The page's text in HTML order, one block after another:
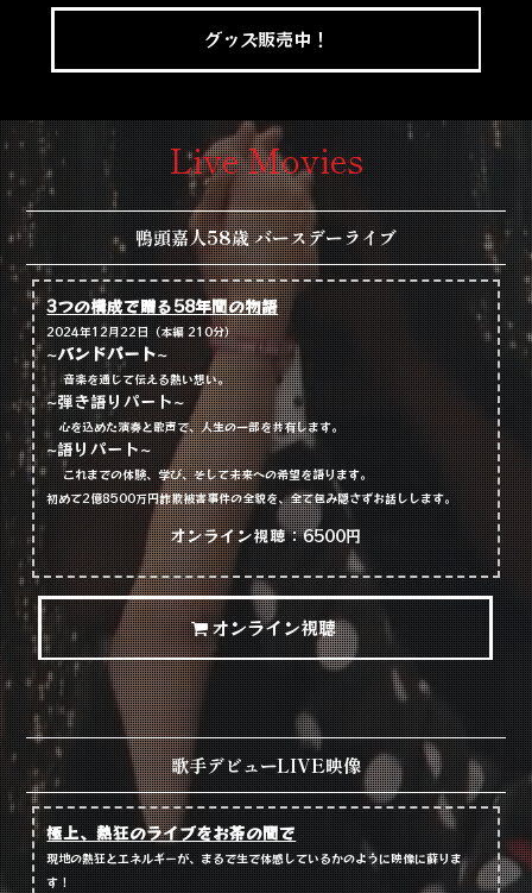
グッズ販売中！
Live Movies
鴨頭嘉人58歳 バースデーライブ
3つの構成で贈る58年間の物語
2024年12月22日（本編 210分）
~バンドパート~
音楽を通じて伝える熱い想い。
~弾き語りパート~
心を込めた演奏と歌声で、人生の一部を共有します。
~語りパート~
これまでの体験、学び、そして未来への希望を語ります。
初めて2億8500万円詐欺被害事件の全貌を、全て包み隠さずお話しします。
オンライン視聴：6500円
オンライン視聴
歌手デビューLIVE映像
極上、熱狂のライブをお茶の間で
現地の熱狂とエネルギーが、まるで生で体感しているかのように映像に蘇りま
す！